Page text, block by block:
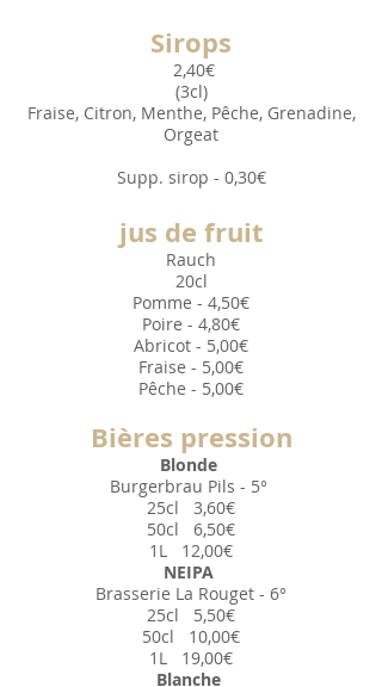
Sirops
2,40€
(3cl)
Fraise, Citron, Menthe, Pêche, Grenadine,
Orgeat
Supp. sirop - 0,30€
jus de fruit
Rauch
20cl
Pomme - 4,50€
Poire - 4,80€
Abricot - 5,00€
Fraise - 5,00€
Pêche - 5,00€
Bières pression
Blonde
Burgerbrau Pils - 5°
25cl
3,60€
50cl
6,50€
1L
12,00€
NEIPA
Brasserie La Rouget - 6°
25cl
5,50€
50cl
10,00€
1L
19,00€
Blanche